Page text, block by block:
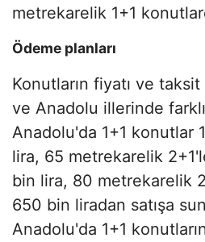
metrekarelik 1+1
Ödeme planları
Konutların fiyatı ve
ve Anadolu illerinde
Anadolu'da 1+1 konutlar
lira, 65 metrekarelik
bin lira, 80 metrekarelik
650 bin liradan satışa
Anadolu'da 1+1